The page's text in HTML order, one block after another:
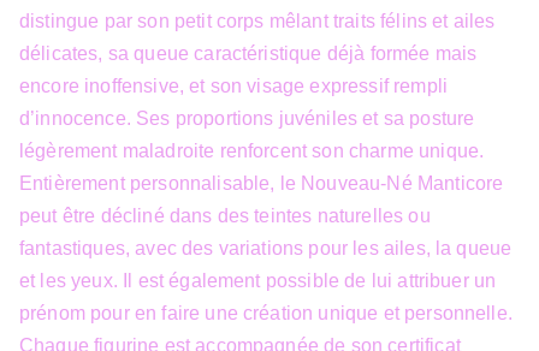
distingue par son petit corps mêlant traits félins et ailes
délicates, sa queue caractéristique déjà formée mais
encore inoffensive, et son visage expressif rempli
d’innocence. Ses proportions juvéniles et sa posture
légèrement maladroite renforcent son charme unique.
Entièrement personnalisable, le Nouveau-Né Manticore
peut être décliné dans des teintes naturelles ou
fantastiques, avec des variations pour les ailes, la queue
et les yeux. Il est également possible de lui attribuer un
prénom pour en faire une création unique et personnelle.
Chaque figurine est accompagnée de son certificat